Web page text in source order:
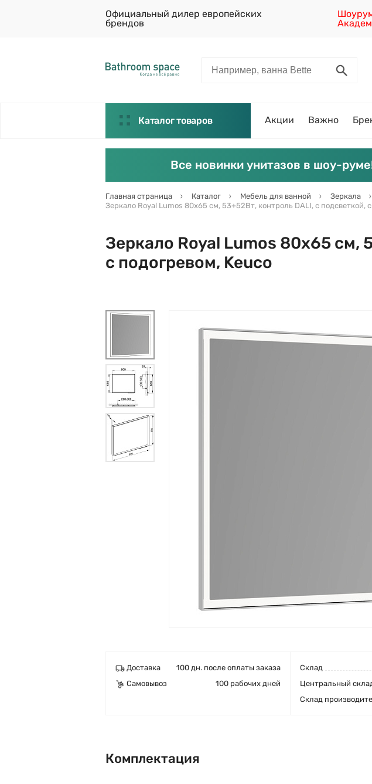
Официальный дилер европейских
брендов
Каталог товаров Акции Важно
Все новинки унитазов в шоу-
Главная страница Каталог Мебель для ванной Зеркала
Зеркало Royal Lumos 80х65 см, 53+52Вт, контроль DALI, с подсветкой,
Зеркало Royal Lumos 80х65 см,
с подогревом, Keuco
Доставка
100 дн. после оплаты заказа
Самовывоз
100 рабочих дней
Cклад
Центральный
Склад
Комплектация